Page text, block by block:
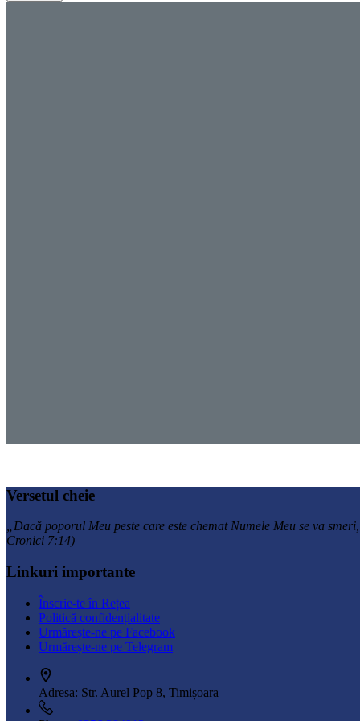
Versetul cheie
„Dacă poporul Meu peste care este chemat Numele Meu se va
Cronici 7:14)
Linkuri importante
Înscrie-te în Rețea
Politică confidențialitate
Urmărește-ne pe Facebook
Urmărește-ne pe Telegram
Adresa: Str. Aurel Pop 8, Timișoara